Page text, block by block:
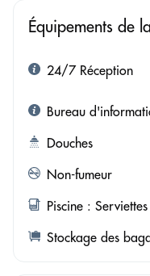
Équipements de
24/7 Réception
Bureau
Douches
Non-fumeur
Piscine : Serviettes
Stockage des